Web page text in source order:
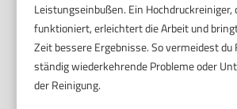
Leistungseinbußen. Ein
funktioniert, erleichtert die Arbeit und
Zeit bessere Ergebnisse. So vermeidest du
ständig wiederkehrende Probleme oder
der Reinigung.